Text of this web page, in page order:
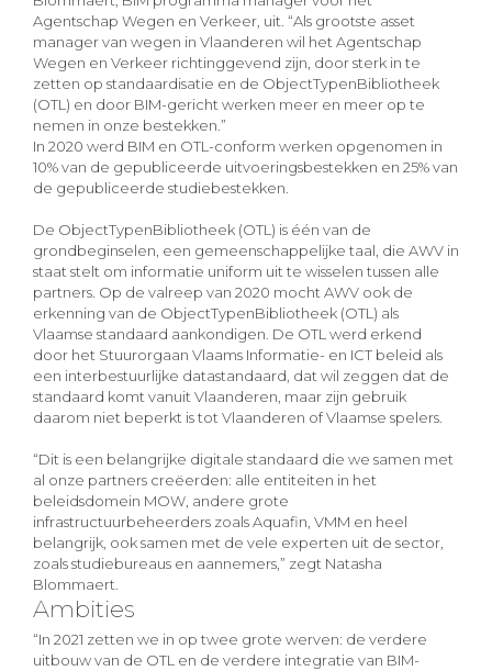
Agentschap Wegen en Verkeer, uit. “Als grootste asset
manager van wegen in Vlaanderen wil het Agentschap
Wegen en Verkeer richtinggevend zijn, door sterk in te
zetten op standaardisatie en de ObjectTypenBibliotheek
(OTL) en door BIM-gericht werken meer en meer op te
nemen in onze bestekken.”
In 2020 werd BIM en OTL-conform werken opgenomen in
10% van de gepubliceerde uitvoeringsbestekken en 25% van
de gepubliceerde studiebestekken.
De ObjectTypenBibliotheek (OTL) is één van de
grondbeginselen, een gemeenschappelijke taal, die AWV in
staat stelt om informatie uniform uit te wisselen tussen alle
partners. Op de valreep van 2020 mocht AWV ook de
erkenning van de ObjectTypenBibliotheek (OTL) als
Vlaamse standaard aankondigen. De OTL werd erkend
door het Stuurorgaan Vlaams Informatie- en ICT beleid als
een interbestuurlijke datastandaard, dat wil zeggen dat de
standaard komt vanuit Vlaanderen, maar zijn gebruik
daarom niet beperkt is tot Vlaanderen of Vlaamse spelers.
“Dit is een belangrijke digitale standaard die we samen met
al onze partners creëerden: alle entiteiten in het
beleidsdomein MOW, andere grote
infrastructuurbeheerders zoals Aquafin, VMM en heel
belangrijk, ook samen met de vele experten uit de sector,
zoals studiebureaus en aannemers,” zegt Natasha
Blommaert.
Ambities
“In 2021 zetten we in op twee grote werven: de verdere
uitbouw van de OTL en de verdere integratie van BIM-